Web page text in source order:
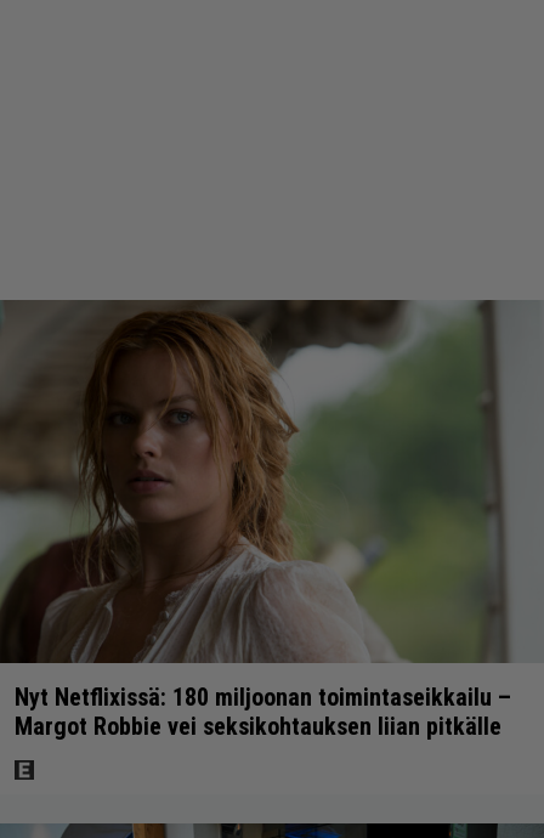
Nyt Netflixissä: 180 miljoonan toimintaseikkailu –
Margot Robbie vei seksikohtauksen liian pitkälle